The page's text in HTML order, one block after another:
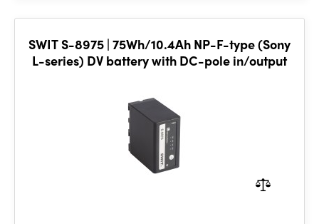
SWIT S-8975 | 75Wh/10.4Ah NP-F-type (Sony
L-series) DV battery with DC-pole in/output